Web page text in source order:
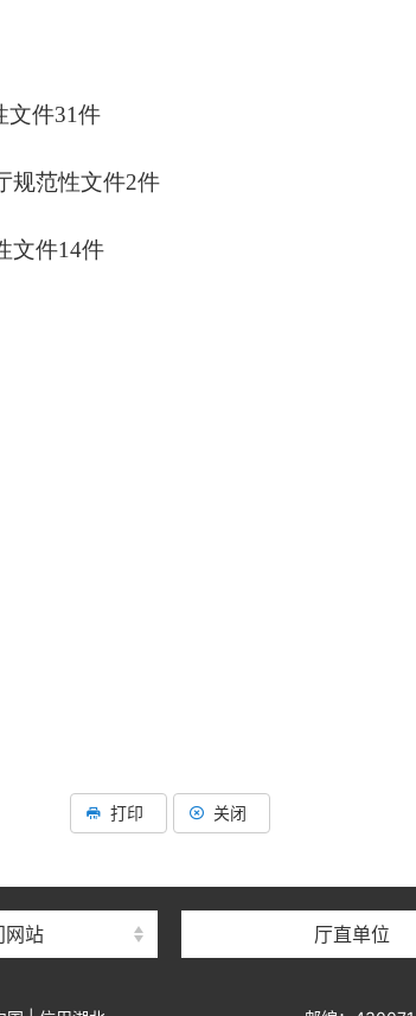
文件31件
规范性文件2件
件14件
打印 关闭
网站 厅直单位